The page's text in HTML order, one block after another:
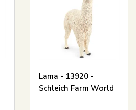
Lama - 13920 -
Schleich Farm World